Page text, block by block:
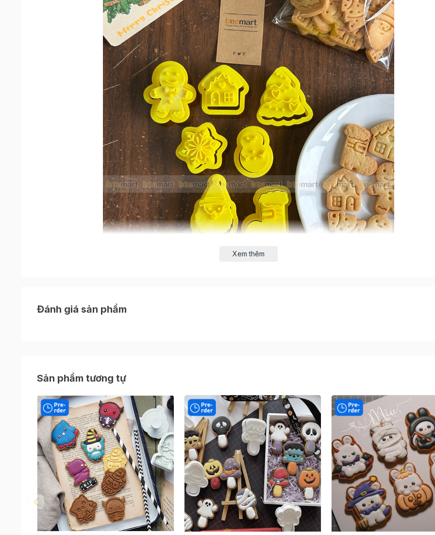
nhộn và sinh động.
Làm được nhiều loại bánh
Khuôn phù hợp với ai?
Các gia đình làm bánh vui Noel cùng bé
Giáo viên, trung tâm, nhóm hoạt động thủ công
Cửa hàng bánh, tiệm cà phê trang trí bánh theo mùa
Các buổiworkshop Giáng Sinhhoặc sự kiện cuối năm
Lợi ích khi dùng khuôn nhấn cookies chủ đề Noel
Giúp bánh đẹp, đồng đều, dễ bán nếu bạn kinh doanh
Tạo trải nghiệm làm bánh thú vị cho trẻ nhỏ
Xem thêm
Đánh giá sản phẩm
Sản phẩm tương tự